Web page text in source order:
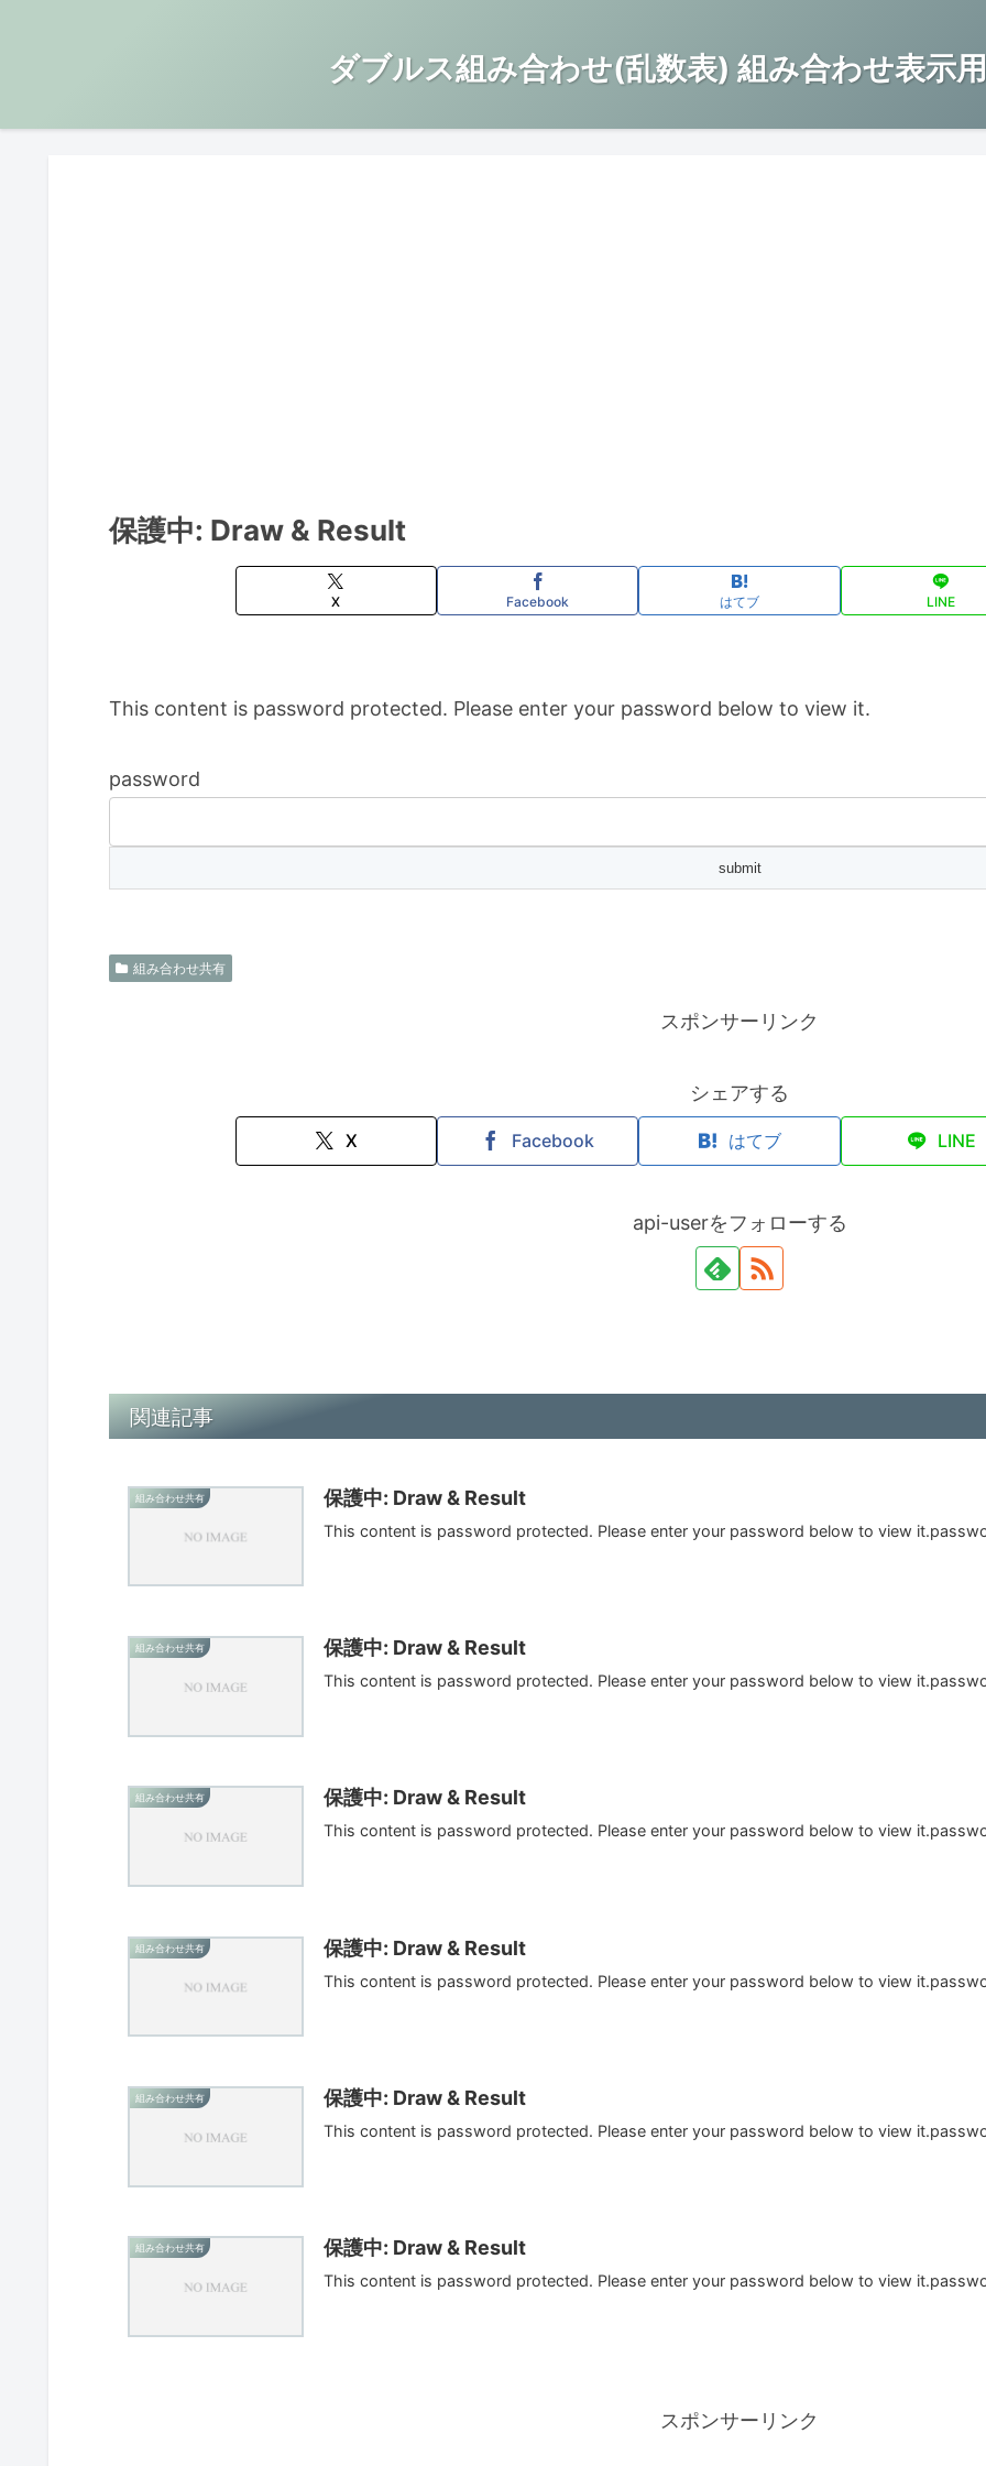
ダブルス組み合わせ(乱数表) 組み合わせ表示
保護中: Draw & Result
X Facebook はてブ LINE
This content is password protected. Please enter your password below to view it.
password
組み合わせ共有
スポンサーリンク
シェアする
X Facebook はてブ LINE
api-userをフォローする
関連記事
組み合わせ共有 保護中: Draw & Result
This content is password protected. Please enter your password below to view
組み合わせ共有 保護中: Draw & Result
This content is password protected. Please enter your password below to view
組み合わせ共有 保護中: Draw & Result
This content is password protected. Please enter your password below to view
組み合わせ共有 保護中: Draw & Result
This content is password protected. Please enter your password below to view
組み合わせ共有 保護中: Draw & Result
This content is password protected. Please enter your password below to view
組み合わせ共有 保護中: Draw & Result
This content is password protected. Please enter your password below to view
スポンサーリンク